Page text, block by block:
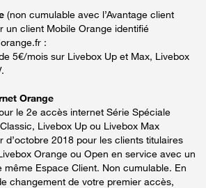
(non cumulable avec l’Avantage client
un client Mobile Orange identifié
:
5€/mois sur Livebox Up et Max, Livebox
Orange
le 2e accès internet Série Spéciale
Livebox Up ou Livebox Max
d’octobre 2018 pour les clients titulaires
Orange ou Open en service avec un
même Espace Client. Non cumulable. En
changement de votre premier accès,